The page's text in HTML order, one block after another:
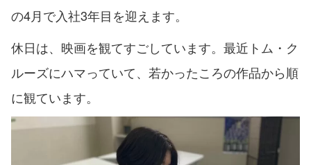
の4月で入社3年目を迎えます。
休日は、映画を観てすごしています。最近トム・ク
ルーズにハマっていて、若かったころの作品から順
に観ています。